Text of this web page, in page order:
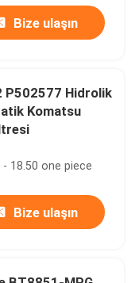
Bize ulaşın
Hidrolik
Komatsu
- 18.50 one piece
Bize ulaşın